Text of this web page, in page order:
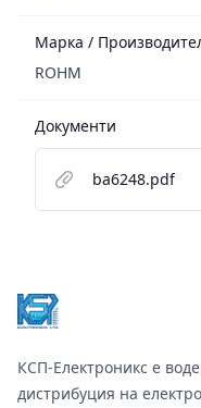
Марка /
ROHM
Документи
ba6248.pdf
КСП-Електроникс е
дистрибуция на